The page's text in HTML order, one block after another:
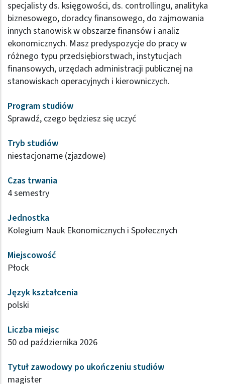
specjalisty ds. księgowości, ds. controllingu, analityka
biznesowego, doradcy finansowego, do zajmowania
innych stanowisk w obszarze finansów i analiz
ekonomicznych. Masz predyspozycje do pracy w
różnego typu przedsiębiorstwach, instytucjach
finansowych, urzędach administracji publicznej na
stanowiskach operacyjnych i kierowniczych.
Program studiów
Sprawdź, czego będziesz się uczyć
Tryb studiów
niestacjonarne (zjazdowe)
Czas trwania
4 semestry
Jednostka
Kolegium Nauk Ekonomicznych i Społecznych
Miejscowość
Płock
Język kształcenia
polski
Liczba miejsc
50 od października 2026
Tytuł zawodowy po ukończeniu studiów
magister